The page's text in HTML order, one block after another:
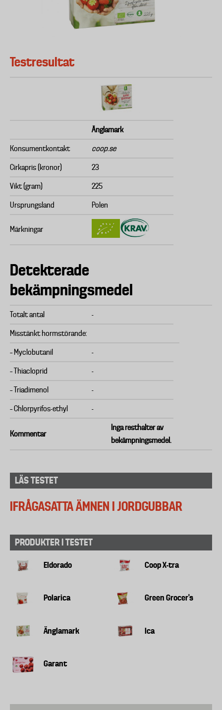
Testresultat
Änglamark
Konsumentkontakt coop.se
Cirkapris (kronor) 23
Vikt (gram) 225
Ursprungsland Polen
Märkningar
Detekterade
bekämpningsmedel
Totalt antal -
Misstänkt hormstörande:
– Myclobutanil -
– Thiacloprid -
– Triadimenol -
– Chlorpyrifos-ethyl -
Kommentar
Inga resthalter av
bekämpningsmedel.
LÄS TESTET
IFRÅGASATTA ÄMNEN I JORDGUBBAR
PRODUKTER I TESTET
Eldorado Coop X-tra
Polarica Green Grocer's
Änglamark Ica
Garant